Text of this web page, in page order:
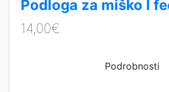
Podloga za miško I
14,00€
Podrobnosti